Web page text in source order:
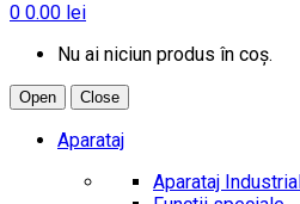
0 0.00 lei
Nu ai niciun produs în coș.
Open Close
Aparataj
Aparataj Industrial